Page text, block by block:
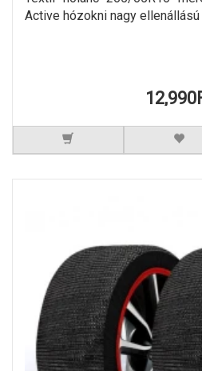
Active hózokni nagy ellenállású